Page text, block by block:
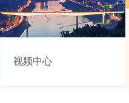
视频中心